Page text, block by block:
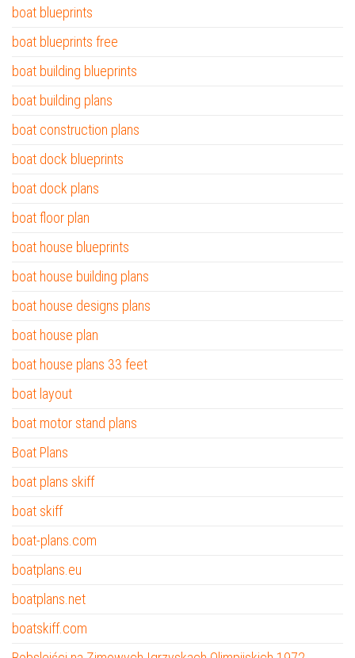
boat blueprints
boat blueprints free
boat building blueprints
boat building plans
boat construction plans
boat dock blueprints
boat dock plans
boat floor plan
boat house blueprints
boat house building plans
boat house designs plans
boat house plan
boat house plans 33 feet
boat layout
boat motor stand plans
Boat Plans
boat plans skiff
boat skiff
boat-plans.com
boatplans.eu
boatplans.net
boatskiff.com